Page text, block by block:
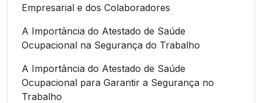
Empresarial e dos Colaboradores
A Importância do Atestado de Saúde
Ocupacional na Segurança do Trabalho
A Importância do Atestado de Saúde
Ocupacional para Garantir a Segurança no
Trabalho